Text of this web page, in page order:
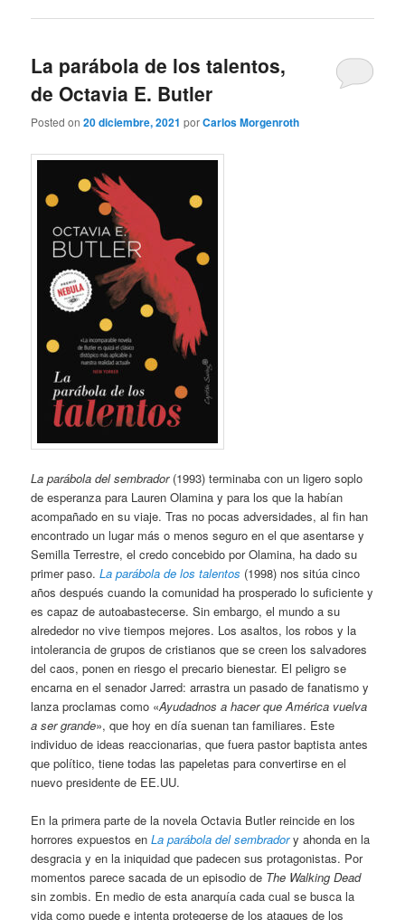
La parábola de los talentos,
de Octavia E. Butler
Posted on20 diciembre, 2021 porCarlos Morgenroth
La parábola del sembrador(1993) terminaba con un ligero soplo
de esperanza para Lauren Olamina y para los que la habían
acompañado en su viaje. Tras no pocas adversidades, al fin han
encontrado un lugar más o menos seguro en el que asentarse y
Semilla Terrestre, el credo concebido por Olamina, ha dado su
primer paso.La parábola de los talentos (1998) nos sitúa cinco
años después cuando la comunidad ha prosperado lo suficiente y
es capaz de autoabastecerse. Sin embargo, el mundo a su
alrededor no vive tiempos mejores. Los asaltos, los robos y la
intolerancia de grupos de cristianos que se creen los salvadores
del caos, ponen en riesgo el precario bienestar. El peligro se
encarna en el senador Jarred: arrastra un pasado de fanatismo y
lanza proclamas como «Ayudadnos a hacer que América vuelva
a ser grande», que hoy en día suenan tan familiares. Este
individuo de ideas reaccionarias, que fuera pastor baptista antes
que político, tiene todas las papeletas para convertirse en el
nuevo presidente de EE.UU.
En la primera parte de la novela Octavia Butler reincide en los
horrores expuestos enLa parábola del sembradory ahonda en la
desgracia y en la iniquidad que padecen sus protagonistas. Por
momentos parece sacada de un episodio de The Walking Dead
sin zombis. En medio de esta anarquía cada cual se busca la
vida como puede e intenta protegerse de los ataques de los